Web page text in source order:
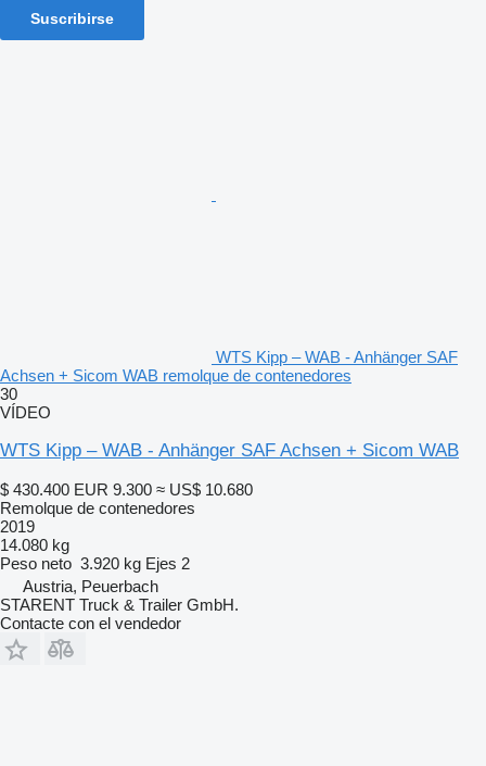
Suscribirse
WTS Kipp – WAB - Anhänger SAF
Achsen + Sicom WAB remolque de contenedores
30
VÍDEO
WTS Kipp – WAB - Anhänger SAF Achsen + Sicom WAB
$ 430.400 EUR 9.300 ≈ US$ 10.680
Remolque de contenedores
2019
14.080 kg
Peso neto 3.920 kg Ejes 2
Austria, Peuerbach
STARENT Truck & Trailer GmbH.
Contacte con el vendedor